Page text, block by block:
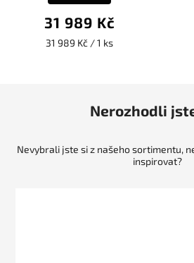
31 989 Kč
31 989 Kč / 1 ks
Nerozhodli
Nevybrali jste si z našeho sortimentu,
inspirovat?